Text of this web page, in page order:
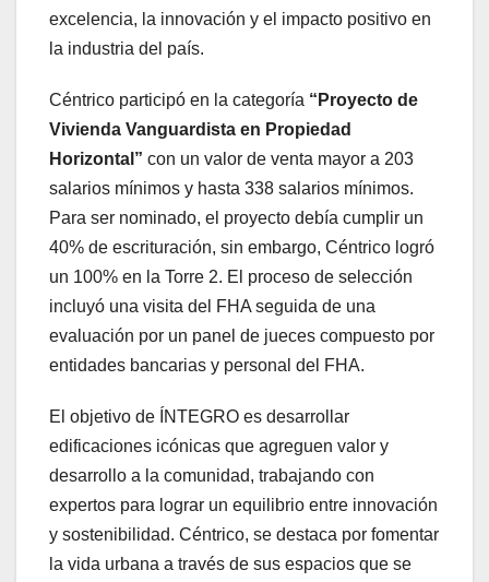
excelencia, la innovación y el impacto positivo en
la industria del país.
Céntrico participó en la categoría “Proyecto de
Vivienda Vanguardista en Propiedad
Horizontal” con un valor de venta mayor a 203
salarios mínimos y hasta 338 salarios mínimos.
Para ser nominado, el proyecto debía cumplir un
40% de escrituración, sin embargo, Céntrico logró
un 100% en la Torre 2. El proceso de selección
incluyó una visita del FHA seguida de una
evaluación por un panel de jueces compuesto por
entidades bancarias y personal del FHA.
El objetivo de ÍNTEGRO es desarrollar
edificaciones icónicas que agreguen valor y
desarrollo a la comunidad, trabajando con
expertos para lograr un equilibrio entre innovación
y sostenibilidad. Céntrico, se destaca por fomentar
la vida urbana a través de sus espacios que se